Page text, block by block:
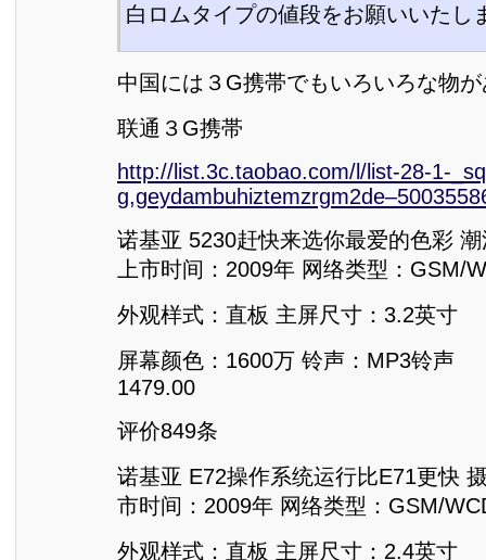
白ロムタイプの値段をお願いいたし
中国には３G携帯でもいろいろな物
联通３G携帯
http://list.3c.taobao.com/l/list-28-1-
诺基亚 5230赶快来选你最爱的色彩
上市时间：2009年 网络类型：GSM/
外观样式：直板 主屏尺寸：3.2英寸
屏幕颜色：1600万 铃声：MP3铃声
1479.00
评价849条
诺基亚 E72操作系统运行比E71更快
市时间：2009年 网络类型：GSM/
外观样式：直板 主屏尺寸：2.4英寸